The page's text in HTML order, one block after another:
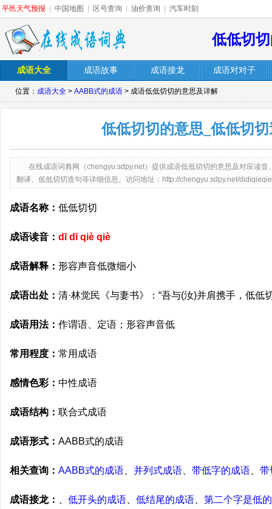
平邑天气预报 中国地图 区号查询 油价查询 汽车时刻
低低切
成语大全 成语故事 成语接龙 成语对对子
位置： 成语大全 > AABB式的成语 > 成语低低切切的意思及详解
低低切切的意思_低低切
在线成语词典网（chengyu.sdpy.net）提供成语低低切切的意思及对应读
翻译、低低切切造句等详细信息。访问地址：http://chengyu.sdpy.net/
成语名称： 低低切切
成语读音： dī dī qiè qiè
成语解释： 形容声音低微细小
成语出处： 清·林觉民《与妻书》：“吾与(汝)并肩携手，低低
成语用法： 作谓语、定语；形容声音低
常用程度： 常用成语
感情色彩： 中性成语
成语结构： 联合式成语
成语形式： AABB式的成语
相关查询： AABB式的成语 并列式成语 带低字的成语 带
成语接龙： 低开头的成语 低结尾的成语
第二个字是低